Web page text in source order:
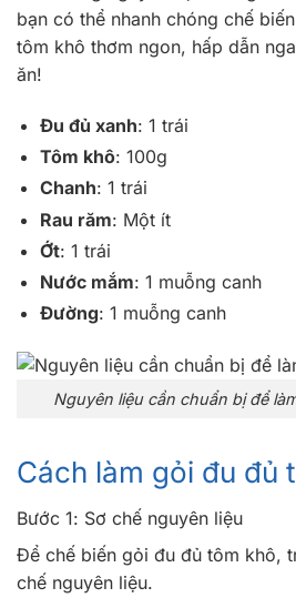
bạn có thể nhanh chóng chế
tôm khô thơm ngon, hấp dẫn
ăn!
Đu đủ xanh: 1 trái
Tôm khô: 100g
Chanh: 1 trái
Rau răm: Một ít
Ớt: 1 trái
Nước mắm: 1 muỗng canh
Đường: 1 muỗng canh
Nguyên liệu cần chuẩn bị để
Cách làm gỏi đu đủ
Bước 1: Sơ chế nguyên liệu
Để chế biến gỏi đu đủ tôm khô,
chế nguyên liệu.